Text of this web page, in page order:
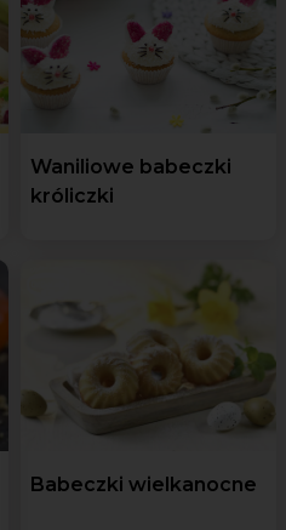
Waniliowe babeczki
króliczki
Babeczki wielkanocne